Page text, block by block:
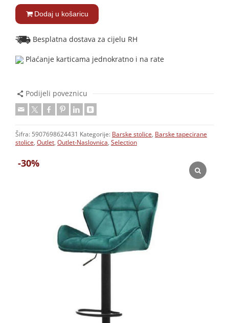
-30%
Dodaj u košaricu
Besplatna dostava za cijelu RH
Plaćanje karticama jednokratno i na rate
Podijeli poveznicu
Šifra: 5907698624431 Kategorije: Barske stolice, Barske tapecirane
stolice, Outlet, Outlet-Naslovnica, Selection